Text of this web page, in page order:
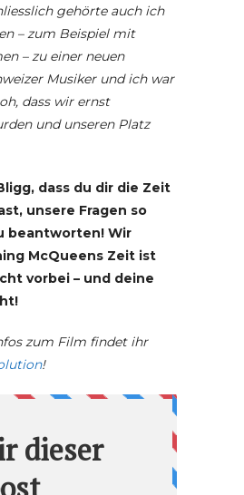
gehörte auch ich
– zum Beispiel mit
– zu einer neuen
Musiker und ich war
dass wir ernst
und unseren Platz
dass du dir die Zeit
unsere Fragen so
beantworten! Wir
McQueens Zeit ist
vorbei – und deine
zum Film findet ihr
!